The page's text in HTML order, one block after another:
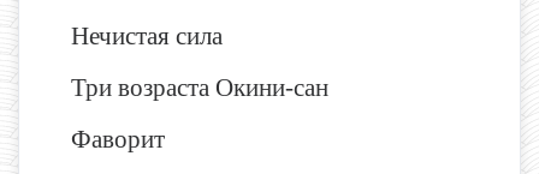
Нечистая сила
Три возраста Окини-сан
Фаворит